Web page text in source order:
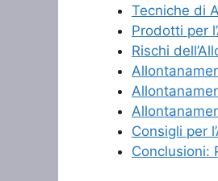
Tecniche di
Prodotti per
Rischi
Consigli per
Conclusioni: